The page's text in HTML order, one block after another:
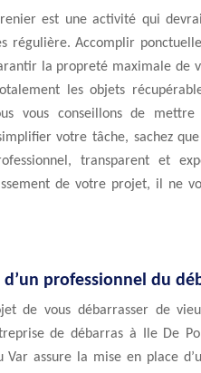
est une activité qui
régulière. Accomplir
la propreté maximale de
les objets
vous conseillons de
votre tâche, sachez
transparent et
de votre projet, il ne
professionnel du
de vous débarrasser de
de débarras à Ile De
Var assure la mise en place